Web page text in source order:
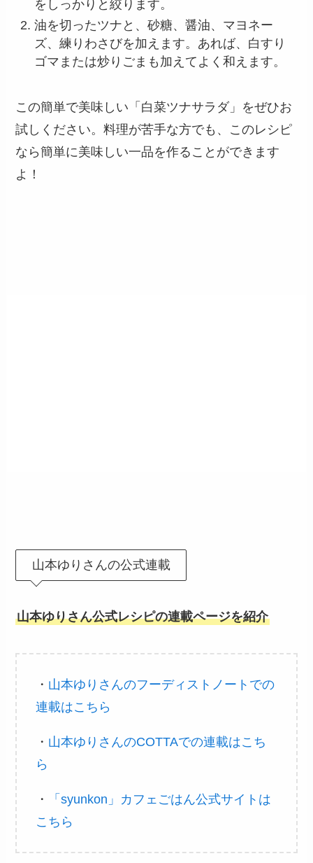
をしっかりと絞ります。
油を切ったツナと、砂糖、醤油、マヨネー
ズ、練りわさびを加えます。あれば、白すり
ゴマまたは炒りごまも加えてよく和えます。
この簡単で美味しい「白菜ツナサラダ」をぜひお
試しください。料理が苦手な方でも、このレシピ
なら簡単に美味しい一品を作ることができます
よ！
山本ゆりさんの公式連載
山本ゆりさん公式レシピの連載ページを紹介
・ 山本ゆりさんのフーディストノートでの
連載はこちら
・ 山本ゆりさんのCOTTAでの連載はこち
ら
・
「syunkon」カフェごはん公式サイトは
こちら